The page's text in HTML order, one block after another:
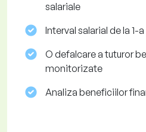
salariale
Interval salarial de la 1-
O defalcare a tuturor
monitorizate
Analiza beneficiilor